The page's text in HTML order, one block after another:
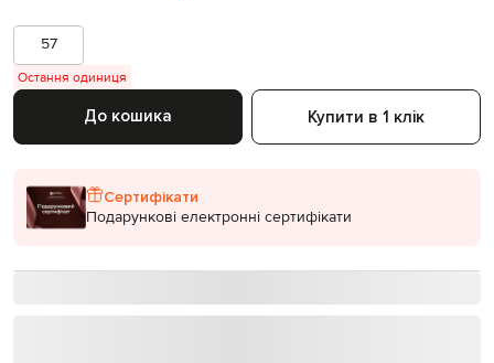
57
Остання одиниця
До кошика Купити в 1 клік
Сертифікати
Подарункові електронні сертифікати